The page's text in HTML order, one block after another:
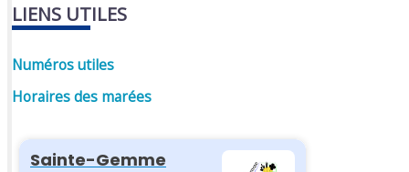
LIENS UTILES
Numéros utiles
Horaires des marées